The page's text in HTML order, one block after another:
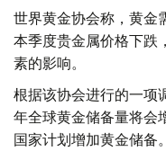
世界黄金协会称，黄金
本季度贵金属价格下跌
素的影响。
根据该协会进行的一项
年全球黄金储备量将会
国家计划增加黄金储备。